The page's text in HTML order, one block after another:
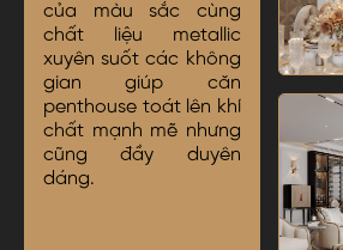
của màu sắc cùng
chất liệu metallic
xuyên suốt các không
gian giúp căn
penthouse toát lên khí
chất mạnh mẽ nhưng
cũng đầy duyên
dáng.